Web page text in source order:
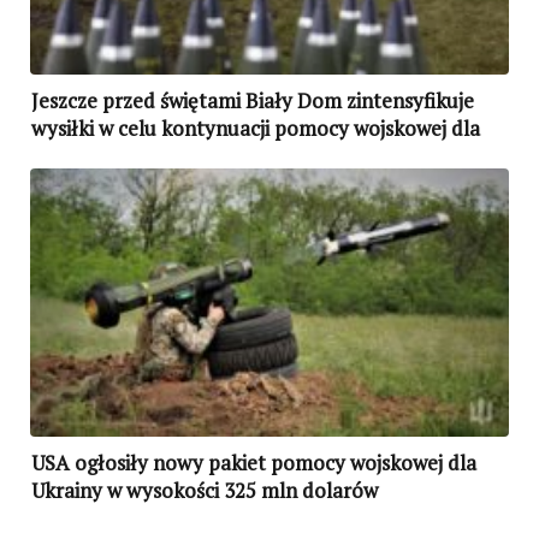
Jeszcze przed świętami Biały Dom zintensyfikuje
wysiłki w celu kontynuacji pomocy wojskowej dla
USA ogłosiły nowy pakiet pomocy wojskowej dla
Ukrainy w wysokości 325 mln dolarów